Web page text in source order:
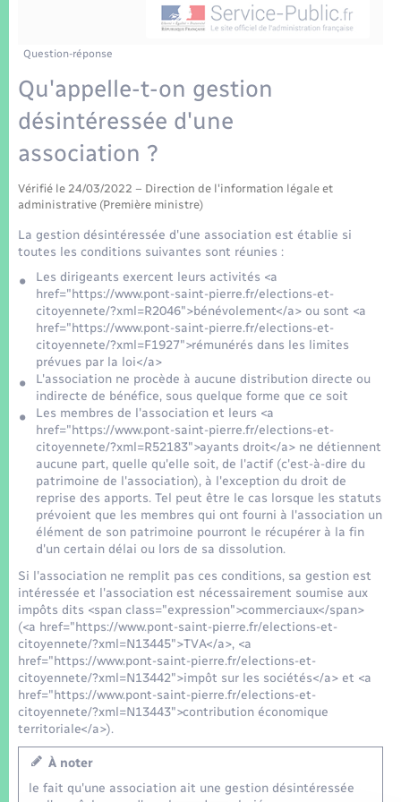
Etat-civil - Papiers - Citoyenneté
Mariage – PACS
Parrainage civil
Recensement
Logement - Urbanisme
Loisirs
Nouvel habitant
Numérique
Organisation d’événement
Sécurité - Prévention
Seniors
Transports
Voirie et espace public
Travaux - Autorisation d’occupation de l’espace
Compétences
Plan interactif
Présentation de la commune
Patrimoine – Histoire
Publications
La Communauté de communes
Question-réponse
Qu'appelle-t-on gestion
désintéressée d'une
association ?
Vérifié le 24/03/2022 – Direction de l'information légale et
administrative (Première ministre)
La gestion désintéressée d'une association est établie si
toutes les conditions suivantes sont réunies :
Les dirigeants exercent leurs activités <a
href="https://www.pont-saint-pierre.fr/elections-et-
citoyennete/?xml=R2046">bénévolement</a> ou sont <a
href="https://www.pont-saint-pierre.fr/elections-et-
citoyennete/?xml=F1927">rémunérés dans les limites
prévues par la loi</a>
L'association ne procède à aucune distribution directe ou
indirecte de bénéfice, sous quelque forme que ce soit
Les membres de l'association et leurs <a
href="https://www.pont-saint-pierre.fr/elections-et-
citoyennete/?xml=R52183">ayants droit</a> ne détiennent
aucune part, quelle qu'elle soit, de l'actif (c'est-à-dire du
patrimoine de l'association), à l'exception du droit de
reprise des apports. Tel peut être le cas lorsque les statuts
prévoient que les membres qui ont fourni à l'association un
élément de son patrimoine pourront le récupérer à la fin
d'un certain délai ou lors de sa dissolution.
Si l'association ne remplit pas ces conditions, sa gestion est
intéressée et l'association est nécessairement soumise aux
impôts dits <span class="expression">commerciaux</span>
(<a href="https://www.pont-saint-pierre.fr/elections-et-
citoyennete/?xml=N13445">TVA</a>, <a
href="https://www.pont-saint-pierre.fr/elections-et-
citoyennete/?xml=N13442">impôt sur les sociétés</a> et <a
href="https://www.pont-saint-pierre.fr/elections-et-
citoyennete/?xml=N13443">contribution économique
territoriale</a>).
À noter
le fait qu'une association ait une gestion désintéressée